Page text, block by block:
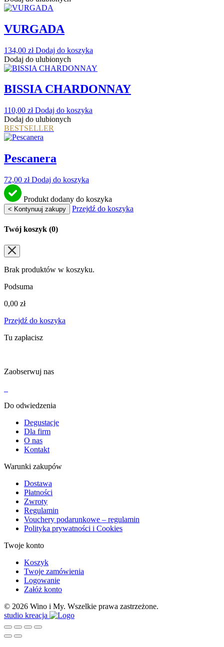
VURGADA
134,00 zł Dodaj do koszyka
Dodaj do ulubionych
BISSIA CHARDONNAY
110,00 zł Dodaj do koszyka
Dodaj do ulubionych
BESTSELLER
Pescanera
72,00 zł Dodaj do koszyka
Produkt dodany do koszyka
< Kontynuuj zakupy Przejdź do koszyka
Twój koszyk (0)
Brak produktów w koszyku.
Podsuma
0,00 zł
Przejdź do koszyka
Tu zapłacisz
Zaobserwuj nas
Do odwiedzenia
Degustacje
Dla firm
O nas
Kontakt
Warunki zakupów
Dostawa
Płatności
Zwroty
Regulamin
Vouchery podarunkowe – regulamin
Polityka prywatności i Cookies
Twoje konto
Koszyk
Twoje zamówienia
Logowanie
Załóż konto
© 2026 Wino i My. Wszelkie prawa zastrzeżone.
studio kreacja